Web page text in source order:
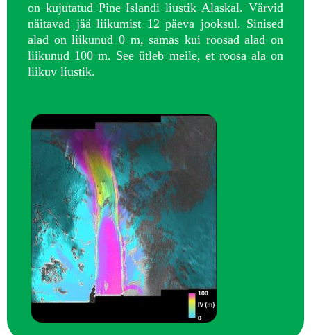
on kujutatud Pine Islandi liustik Alaskal. Värvid
näitavad jää liikumist 12 päeva jooksul. Sinised
alad on liikunud 0 m, samas kui roosad alad on
liikunud 100 m. See ütleb meile, et roosa ala on
liikuv liustik.